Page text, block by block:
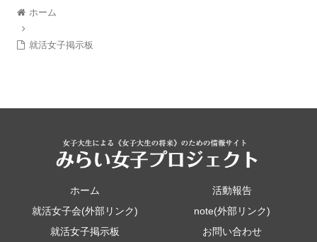
ホーム
就活女子掲示板
ホーム
活動報告
就活女子会(外部リンク)
note(外部リンク)
就活女子掲示板
お問い合わせ